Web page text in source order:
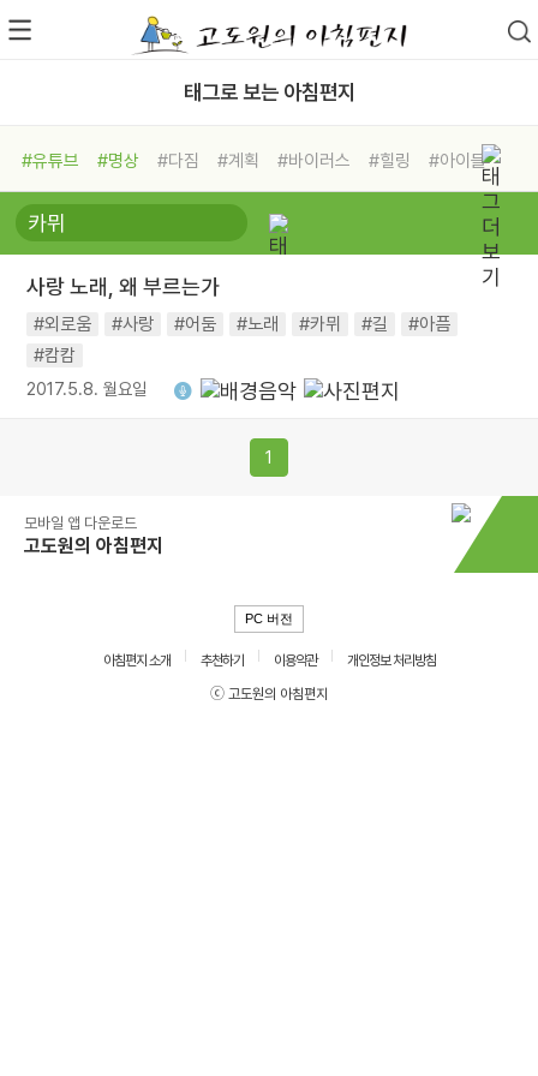
태그로 보는 아침편지
#유튜브 #명상 #다짐 #계획 #바이러스 #힐링
#아이들
#비전캠프
#독서캠프 #삶
#희망
#나눔 #친구 #링컨학교
#독서
#건강 #면역력
사랑 노래, 왜 부르는가
#외로움 #사랑 #어둠 #노래 #카뮈 #길
#아픔
#캄캄
2017.5.8. 월요일
1
모바일 앱 다운로드
고도원의 아침편지
PC 버전
아침편지 소개 추천하기 이용약관
개인정보 처리방침
ⓒ 고도원의 아침편지